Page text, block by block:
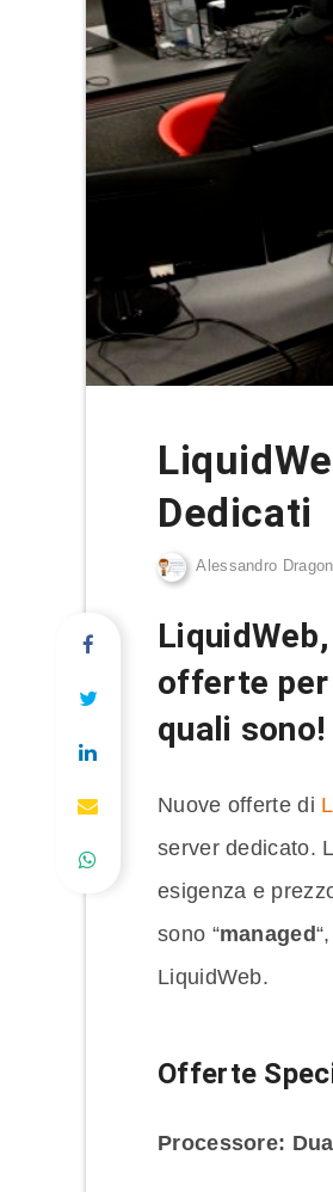
Dedicati
Alessandro
offerte per
quali sono!
Nuove offerte di
server dedicato.
esigenza e
sono “managed
LiquidWeb.
Offerte
Processore: